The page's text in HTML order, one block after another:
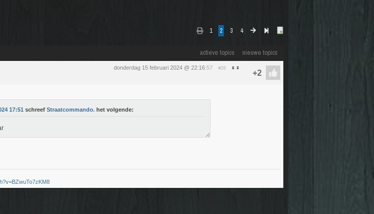
1 2 3 4
actieve topics nieuwe topics
donderdag 15 februari 2024 @ 22:16:57 #26
17:51 schreef Straatcommando. het volgende: